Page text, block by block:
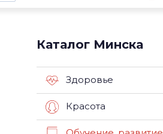
Каталог Минска
Здоровье
Красота